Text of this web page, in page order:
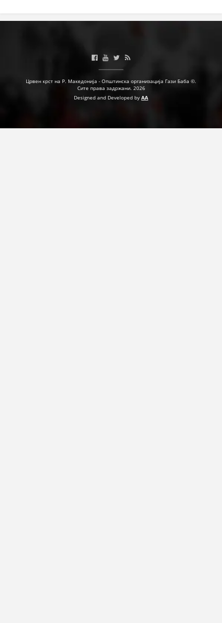
Црвен крст на Р. Македонија - Општинска организација Гази Баба ©.
Сите права задржани. 2026
Designed and Developed by AA